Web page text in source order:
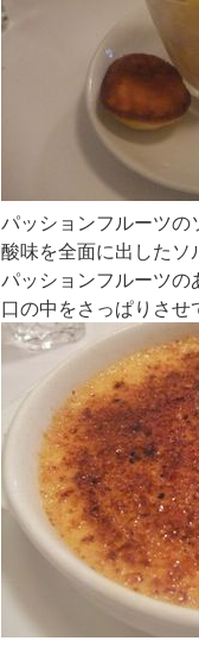
パッションフルーツの
酸味を全面に出したソ
パッションフルーツの
口の中をさっぱりさせ